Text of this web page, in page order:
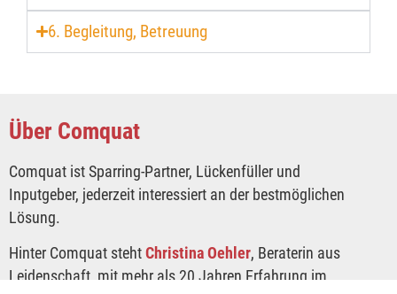
6. Begleitung, Betreuung
Über Comquat
Comquat ist Sparring-Partner, Lückenfüller und
Inputgeber, jederzeit interessiert an der bestmöglichen
Lösung.
Hinter Comquat steht Christina Oehler, Beraterin aus
Leidenschaft, mit mehr als 20 Jahren Erfahrung im